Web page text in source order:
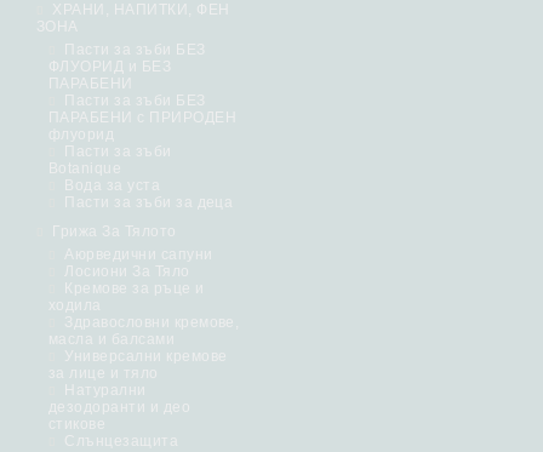
ХРАНИ, НАПИТКИ, ФЕН
ЗОНА
Пасти за зъби БЕЗ
ФЛУОРИД и БЕЗ
ПАРАБЕНИ
Пасти за зъби БЕЗ
ПАРАБЕНИ с ПРИРОДЕН
флуорид
Пасти за зъби
Botanique
Вода за уста
Пасти за зъби за деца
Грижа За Тялото
Аюрведични сапуни
Лосиони За Тяло
Кремове за ръце и
ходила
Здравословни кремове,
масла и балсами
Универсални кремове
за лице и тяло
Натурални
дезодоранти и део
стикове
Слънцезащита